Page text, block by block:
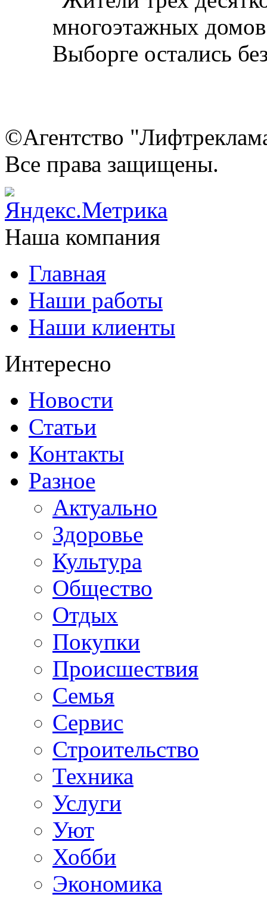
©Агентство
Все права защищены.
Наша компания
Главная
Наши работы
Наши клиенты
Интересно
Новости
Статьи
Контакты
Разное
Актуально
Здоровье
Культура
Общество
Отдых
Покупки
Происшествия
Семья
Сервис
Строительство
Техника
Услуги
Уют
Хобби
Экономика